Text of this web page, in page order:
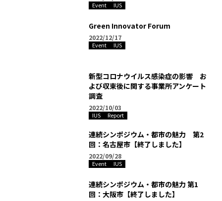
Event IUS
Green Innovator Forum
2022/12/17
Event IUS
新型コロナウイルス感染症の影響 お
よび収束後に関する事業所アンケート
調査
2022/10/03
IUS Report
連続シンポジウム・都市の魅力 第2
回：名古屋市【終了しました】
2022/09/28
Event IUS
連続シンポジウム・都市の魅力 第1
回：大阪市【終了しました】